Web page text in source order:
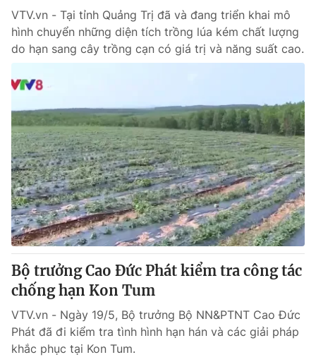
VTV.vn - Tại tỉnh Quảng Trị đã và đang triển khai mô
hình chuyển những diện tích trồng lúa kém chất lượng
do hạn sang cây trồng cạn có giá trị và năng suất cao.
Bộ trưởng Cao Đức Phát kiểm tra công tác
chống hạn Kon Tum
VTV.vn - Ngày 19/5, Bộ trưởng Bộ NN&PTNT Cao Đức
Phát đã đi kiểm tra tình hình hạn hán và các giải pháp
khắc phục tại Kon Tum.